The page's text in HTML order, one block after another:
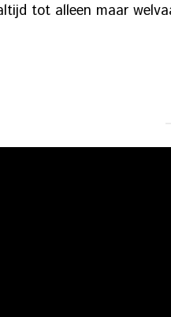
tot alleen maar